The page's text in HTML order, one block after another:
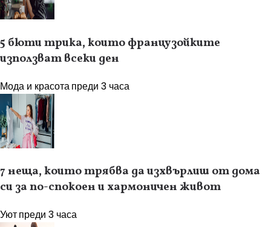
5 бюти трика, които французойките
използват всеки ден
Мода и красотапреди 3 часа
7 неща, които трябва да изхвърлиш от дома
си за по-спокоен и хармоничен живот
Уютпреди 3 часа